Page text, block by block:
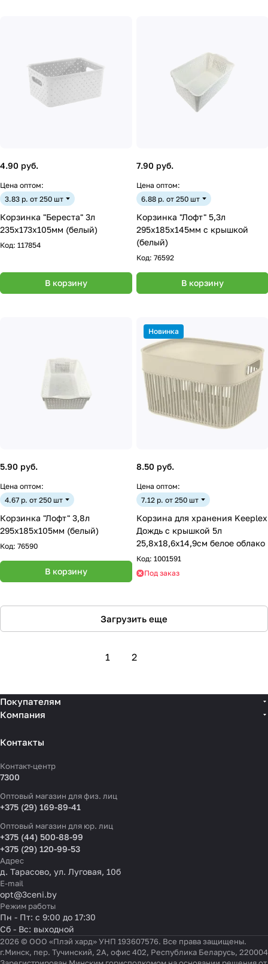
4.90 руб.
Цена оптом:
3.83 р. от 250 шт
Корзинка "Береста" 3л
235х173х105мм (белый)
Код: 117854
В корзину
7.90 руб.
Цена оптом:
6.88 р. от 250 шт
Корзинка "Лофт" 5,3л
295х185х145мм с крышкой
(белый)
Код: 76592
В корзину
5.90 руб.
Цена оптом:
4.67 р. от 250 шт
Корзинка "Лофт" 3,8л
295х185х105мм (белый)
Код: 76590
В корзину
Новинка
8.50 руб.
Цена оптом:
7.12 р. от 250 шт
Корзина для хранения Keeplex
Дождь с крышкой 5л
25,8х18,6х14,9см белое облако
Код: 1001591
Под заказ
Загрузить еще
1 2
Покупателям
Компания
Контакты
Контакт-центр
7300
Оптовый магазин для физ. лиц
+375 (29) 169-89-41
Оптовый магазин для юр. лиц
+375 (44) 500-88-99
+375 (29) 120-99-53
Адрес
д. Тарасово, ул. Луговая, 10б
E-mail
opt@3ceni.by
Режим работы
Пн - Пт: с 9:00 до 17:30
Сб - Вс: выходной
2026 © ООО «Плэй хард» УНП 193607576. Все права защищены.
г.Минск, пер. Тучинский, 2А, офис 402, Республика Беларусь, 220004